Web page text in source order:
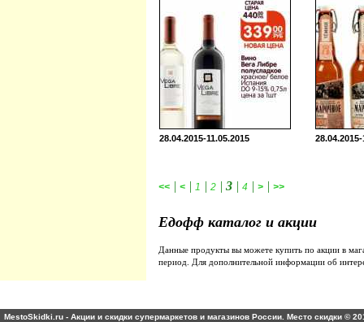
28.04.2015-11.05.2015
<< | < | 1 | 2 | 3 | 4 | > | >>
Едофф каталог и акции
Данные продукты вы можете купить по акции в
период. Для дополнительной информации об
MestoSkidki.ru - Акции и скидки супермаркетов и магазинов России. Место скидки ©